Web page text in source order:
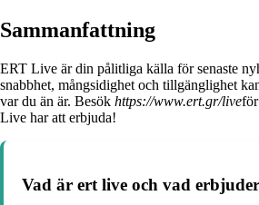
Sammanfattning
ERT Live är din pålitliga källa för senaste
snabbhet, mångsidighet och tillgänglighet
var du än är. Besök https://www.ert.gr/live
Live har att erbjuda!
Vad är ert live och vad